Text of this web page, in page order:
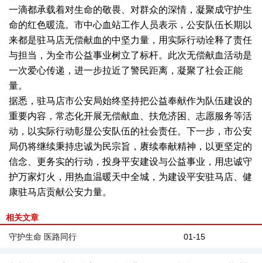
一滴都承载着对生命的敬畏、对群众的深情，凝聚成守护生
命的红色暖流。市中心血站工作人员表示，公安队伍长期以
来都是驻马店无偿献血的中坚力量，用实际行动诠释了责任
与担当，为全市公益事业树立了标杆。此次无偿献血活动是
一次爱心传递，进一步拉近了警民距离，凝聚了社会正能
量。
据悉，驻马店市公安局始终坚持把公益奉献作为队伍建设的
重要内容，常态化开展无偿献血、扶危济困、志愿服务等活
动，以实际行动彰显公安队伍的社会责任。下一步，市公安
局仍将继续秉持忠诚为民宗旨，赓续奉献精神，以更坚定的
信念、更务实的行动，投身平安建设与公益事业，用忠诚守
护万家灯火，用热血温暖天中全城，为建设平安驻马店、健
康驻马店贡献公安力量。
相关文章
01-15
守护生命 医路同行